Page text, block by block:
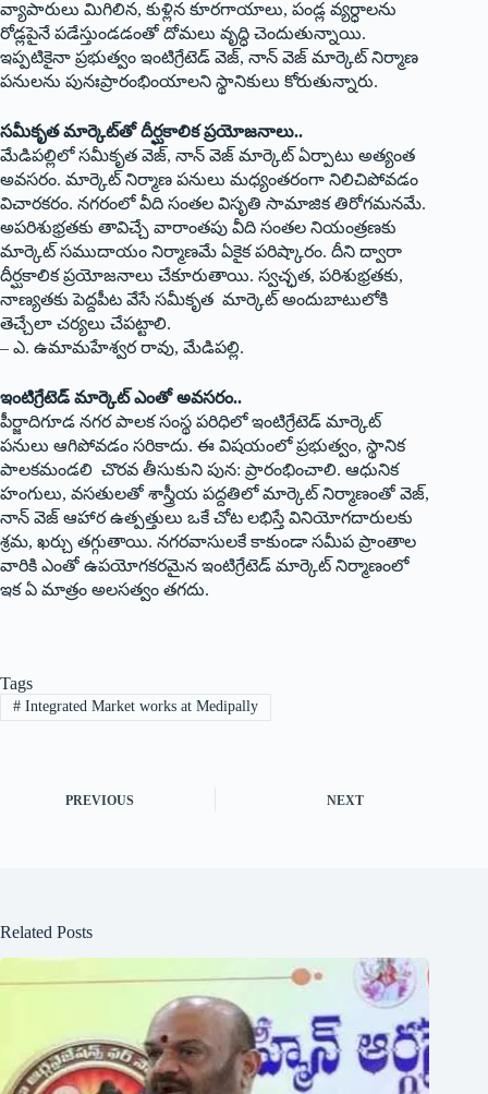
వ్యాపారులు మిగిలిన, కుళ్లిన కూరగాయాలు, పండ్ల వ్యర్ధాలను
రోడ్లపైనే పడేస్తుండడంతో దోమలు వృద్ధి చెందుతున్నాయి.
ఇప్పటికైనా ప్రభుత్వం ఇంటిగ్రేటెడ్‌ ‌వెజ్‌, ‌నాన్‌ ‌వెజ్‌ ‌మార్కెట్‌ ‌నిర్మాణ
పనులను పునఃప్రారంభింయాలని స్థానికులు కోరుతున్నారు.
సమీకృత మార్కెట్‌తో దీర్ఘకాలిక ప్రయోజనాలు..
మేడిపల్లిలో సమీకృత వెజ్‌, ‌నాన్‌ ‌వెజ్‌ ‌మార్కెట్‌ ఏర్పాటు అత్యంత
అవసరం. మార్కెట్‌ ‌నిర్మాణ పనులు మధ్యంతరంగా నిలిచిపోవడం
విచారకరం. నగరంలో వీది సంతల విసృతి సామాజిక తిరోగమనమే.
అపరిశుభ్రతకు తావిచ్చే వారాంతపు వీది సంతల నియంత్రణకు
మార్కెట్‌ ‌సముదాయం నిర్మాణమే ఏకైక పరిష్కారం. దీని ద్వారా
దీర్ఘకాలిక ప్రయోజనాలు చేకూరుతాయి. స్వచ్ఛత, పరిశుభ్రతకు,
నాణ్యతకు పెద్దపీట వేసే సమీకృత మార్కెట్‌ అం‌దుబాటులోకి
తెచ్చేలా చర్యలు చేపట్టాలి.
– ఎ. ఉమామహేశ్వర రావు, మేడిపల్లి.
ఇంటిగ్రేటెడ్‌ ‌మార్కెట్‌ ఎం‌తో అవసరం..
పీర్జాదిగూడ నగర పాలక సంస్థ పరిధిలో ఇంటిగ్రేటెడ్‌ ‌మార్కెట్‌
‌పనులు ఆగిపోవడం సరికాదు. ఈ విషయంలో ప్రభుత్వం, స్థానిక
పాలకమండలి చొరవ తీసుకుని పున: ప్రారంభించాలి. ఆధునిక
హంగులు, వసతులతో శాస్త్రీయ పద్దతిలో మార్కెట్‌ ‌నిర్మాణంతో వెజ్‌,
‌నాన్‌ ‌వెజ్‌ ఆహార ఉత్పత్తులు ఒకే చోట లభిస్తే వినియోగదారులకు
శ్రమ, ఖర్చు తగ్గుతాయి. నగరవాసులకే కాకుండా సమీప ప్రాంతాల
వారికి ఎంతో ఉపయోగకరమైన ఇంటిగ్రేటెడ్‌ ‌మార్కెట్‌ ‌నిర్మాణంలో
ఇక ఏ మాత్రం అలసత్వం తగదు.
Tags
#Integrated Market works at Medipally
PREVIOUS NEXT
Related Posts